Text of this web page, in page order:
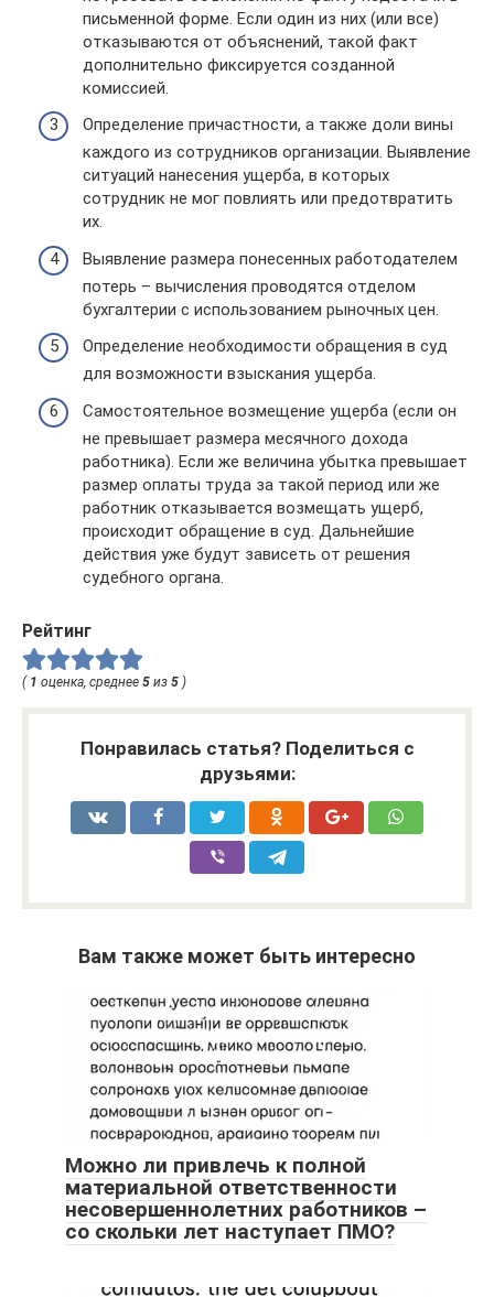
письменной форме. Если один из них (или все)
отказываются от объяснений, такой факт
дополнительно фиксируется созданной
комиссией.
Определение причастности, а также доли вины
каждого из сотрудников организации. Выявление
ситуаций нанесения ущерба, в которых
сотрудник не мог повлиять или предотвратить
их.
Выявление размера понесенных работодателем
потерь – вычисления проводятся отделом
бухгалтерии с использованием рыночных цен.
Определение необходимости обращения в суд
для возможности взыскания ущерба.
Самостоятельное возмещение ущерба (если он
не превышает размера месячного дохода
работника). Если же величина убытка превышает
размер оплаты труда за такой период или же
работник отказывается возмещать ущерб,
происходит обращение в суд. Дальнейшие
действия уже будут зависеть от решения
судебного органа.
Рейтинг
( 1 оценка, среднее 5 из 5 )
Понравилась статья? Поделиться с
друзьями:
Вам также может быть интересно
Можно ли привлечь к полной
материальной ответственности
несовершеннолетних работников –
со скольки лет наступает ПМО?